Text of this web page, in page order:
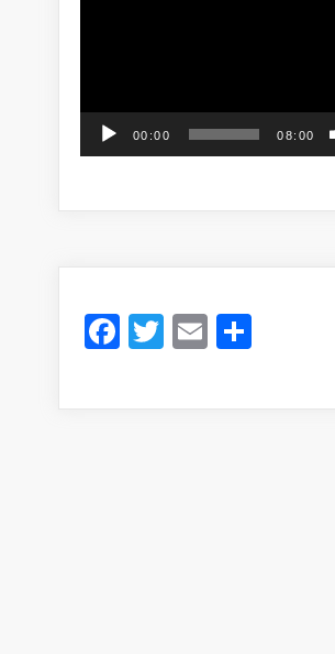
00:00 08:00
Facebook
Twitter
EmailShare